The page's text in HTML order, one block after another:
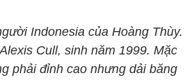
Indonesia của Hoàng Thùy.
Cull, sinh năm 1999. Mặc
phải đỉnh cao nhưng dải băng